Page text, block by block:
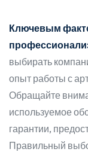
Ключевым
выбирать
опыт работы с
Обращайте
используемое
гарантии,
Правильный